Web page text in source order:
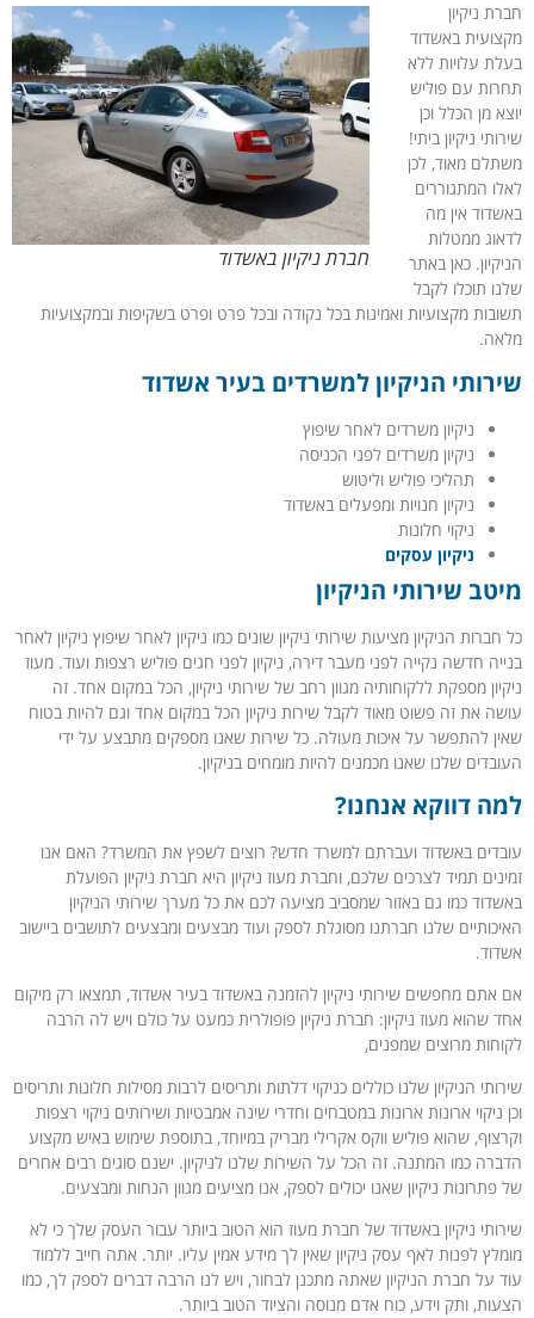
חברת ניקיון באשדוד
חברת ניקיון
מקצועית באשדוד
בעלת עלויות ללא
תחרות עם פוליש
יוצא מן הכלל וכן
שירותי ניקיון ביתי!
משתלם מאוד, לכן
לאלו המתגוררים
באשדוד אין מה
לדאוג ממטלות
הניקיון. כאן באתר
שלנו תוכלו לקבל
תשובות מקצועיות ואמינות בכל נקודה ובכל פרט ופרט בשקיפות ובמקצועיות
מלאה.
שירותי הניקיון למשרדים בעיר אשדוד
ניקיון משרדים לאחר שיפוץ
ניקיון משרדים לפני הכניסה
תהליכי פוליש וליטוש
ניקיון חנויות ומפעלים באשדוד
ניקוי חלונות
ניקיון עסקים
מיטב שירותי הניקיון
כל חברות הניקיון מציעות שירותי ניקיון שונים כמו ניקיון לאחר שיפוץ ניקיון לאחר
בנייה חדשה נקייה לפני מעבר דירה, ניקיון לפני חגים פוליש רצפות ועוד. מעוז
ניקיון מספקת ללקוחותיה מגוון רחב של שירותי ניקיון, הכל במקום אחד. זה
עושה את זה פשוט מאוד לקבל שירות ניקיון הכל במקום אחד וגם להיות בטוח
שאין להתפשר על איכות מעולה. כל שירות שאנו מספקים מתבצע על ידי
העובדים שלנו שאנו מכמנים להיות מומחים בניקיון.
למה דווקא אנחנו?
עובדים באשדוד ועברתם למשרד חדש? רוצים לשפץ את המשרד? האם אנו
זמינים תמיד לצרכים שלכם, וחברת מעוז ניקיון היא חברת ניקיון הפועלת
באשדוד כמו גם באזור שמסביב מציעה לכם את כל מערך שירותי הניקיון
האיכותיים שלנו חברתנו מסוגלת לספק ועוד מבצעים ומבצעים לתושבים ביישוב
אשדוד.
אם אתם מחפשים שירותי ניקיון להזמנה באשדוד בעיר אשדוד, תמצאו רק מיקום
אחד שהוא מעוז ניקיון: חברת ניקיון פופולרית כמעט על כולם ויש לה הרבה
לקוחות מרוצים שמפנים,
שירותי הניקיון שלנו כוללים כניקוי דלתות ותריסים לרבות מסילות חלונות ותריסים
וכן ניקוי ארונות ארונות במטבחים וחדרי שינה אמבטיות ושירותים ניקוי רצפות
וקרצוף, שהוא פוליש ווקס אקרילי מבריק במיוחד, בתוספת שימוש באיש מקצוע
הדברה כמו המתנה. זה הכל על השירות שלנו לניקיון. ישנם סוגים רבים אחרים
של פתרונות ניקיון שאנו יכולים לספק, אנו מציעים מגוון הנחות ומבצעים.
שירותי ניקיון באשדוד של חברת מעוז הוא הטוב ביותר עבור העסק שלך כי לא
מומלץ לפנות לאף עסק ניקיון שאין לך מידע אמין עליו. יותר. אתה חייב ללמוד
עוד על חברת הניקיון שאתה מתכנן לבחור, ויש לנו הרבה דברים לספק לך, כמו
הצעות, ותק וידע, כוח אדם מנוסה והציוד הטוב ביותר.